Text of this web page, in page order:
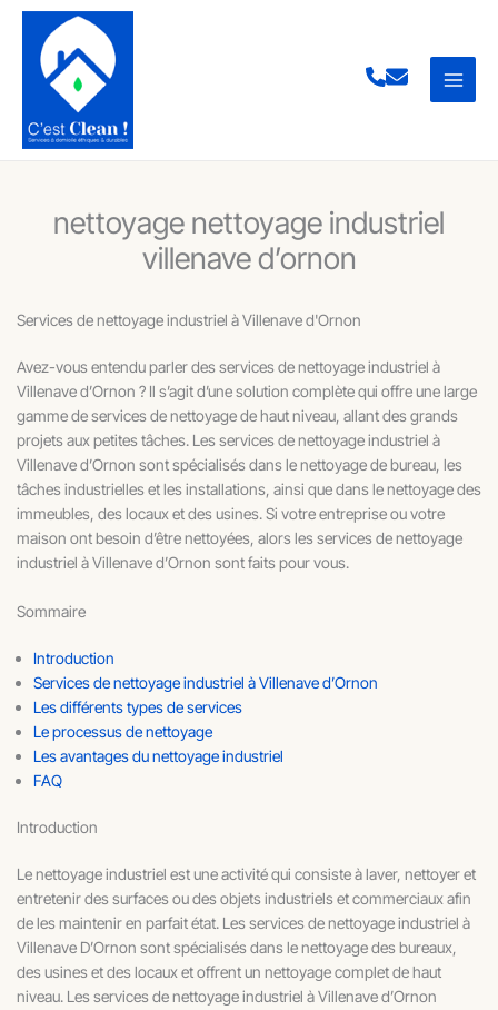
Aller
contenu
nettoyage nettoyage industriel
villenave d’ornon
Services de nettoyage industriel à Villenave d'Ornon
Avez-vous entendu parler des services de nettoyage industriel à
Villenave d’Ornon ? Il s’agit d’une solution complète qui offre une large
gamme de services de nettoyage de haut niveau, allant des grands
projets aux petites tâches. Les services de nettoyage industriel à
Villenave d’Ornon sont spécialisés dans le nettoyage de bureau, les
tâches industrielles et les installations, ainsi que dans le nettoyage des
immeubles, des locaux et des usines. Si votre entreprise ou votre
maison ont besoin d’être nettoyées, alors les services de nettoyage
industriel à Villenave d’Ornon sont faits pour vous.
Sommaire
Introduction
Services de nettoyage industriel à Villenave d’Ornon
Les différents types de services
Le processus de nettoyage
Les avantages du nettoyage industriel
FAQ
Introduction
Le nettoyage industriel est une activité qui consiste à laver, nettoyer et
entretenir des surfaces ou des objets industriels et commerciaux afin
de les maintenir en parfait état. Les services de nettoyage industriel à
Villenave D’Ornon sont spécialisés dans le nettoyage des bureaux,
des usines et des locaux et offrent un nettoyage complet de haut
niveau. Les services de nettoyage industriel à Villenave d’Ornon